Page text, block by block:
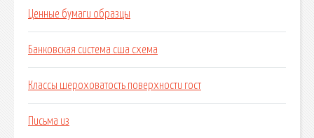
Ценные бумаги образцы
Банковская система сша схема
Классы шероховатость поверхности гост
Письма из